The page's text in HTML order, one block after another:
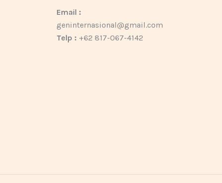
Email :
geninternasional@gmail.com
Telp : +62 817-067-4142